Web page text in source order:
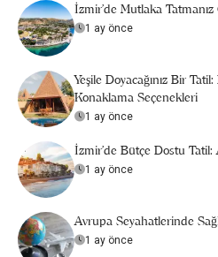
İzmir'de Mutlaka
1 ay önce
Yeşile Doyacağınız Bir
Konaklama Seçenekleri
1 ay önce
İzmir'de Bütçe Dostu Tatil:
1 ay önce
Avrupa Seyahatlerinde
1 ay önce